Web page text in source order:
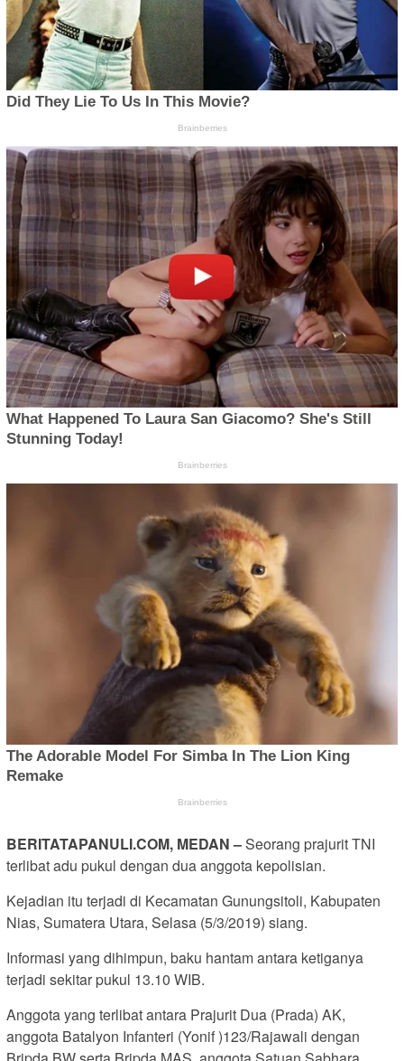
BERITATAPANULI.COM, MEDAN –Seorang prajurit TNI
terlibat adu pukul dengan dua anggota kepolisian.
Kejadian itu terjadi di Kecamatan Gunungsitoli, Kabupaten
Nias, Sumatera Utara, Selasa (5/3/2019) siang.
Informasi yang dihimpun, baku hantam antara ketiganya
terjadi sekitar pukul 13.10 WIB.
Anggota yang terlibat antara Prajurit Dua (Prada) AK,
anggota Batalyon Infanteri (Yonif )123/Rajawali dengan